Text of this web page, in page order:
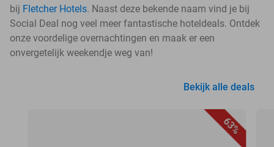
bij Fletcher Hotels. Naast deze bekende naam vind je bij
Social Deal nog veel meer fantastische hoteldeals. Ontdek
onze voordelige overnachtingen en maak er een
onvergetelijk weekendje weg van!
Bekijk alle deals
63%